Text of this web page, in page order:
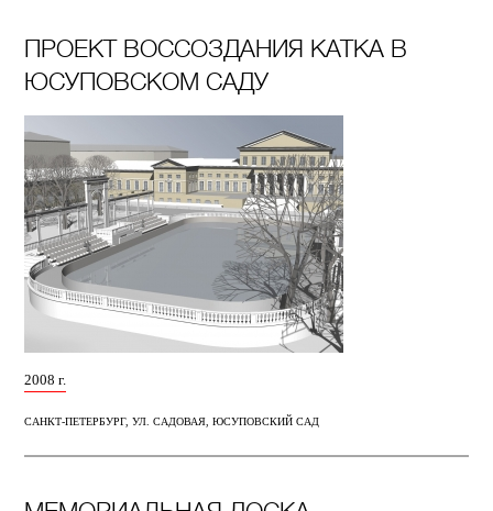
ПРОЕКТ ВОССОЗДАНИЯ КАТКА В
ЮСУПОВСКОМ САДУ
2008 г.
САНКТ-ПЕТЕРБУРГ, УЛ. САДОВАЯ, ЮСУПОВСКИЙ САД